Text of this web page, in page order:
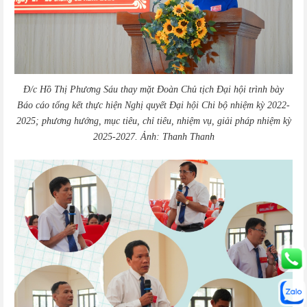
Đ/c Hồ Thị Phương Sáu thay mặt Đoàn Chủ tịch Đại hội trình bày
Báo cáo tổng kết thực hiện Nghị quyết Đại hội Chi bộ nhiệm kỳ 2022-
2025; phương hướng, mục tiêu, chỉ tiêu, nhiệm vụ, giải pháp nhiệm kỳ
2025-2027. Ảnh: Thanh Thanh